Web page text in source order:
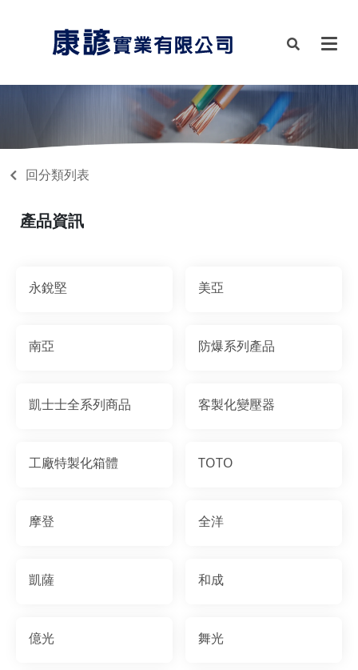
回分類列表
永銳堅 美亞
南亞 防爆系列產品
凱士士全系列商品 客製化變壓器
工廠特製化箱體 TOTO
摩登 全洋
凱薩 和成
億光 舞光
產品資訊